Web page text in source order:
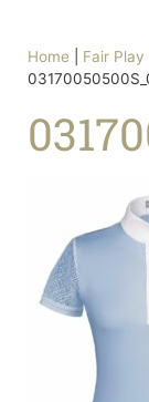
Home Fair Play